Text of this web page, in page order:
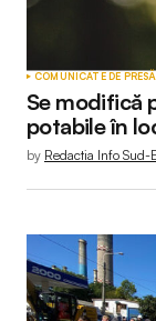
COMUNICATE DE PRESĂ
Se modifică
potabile în
by Redactia Info Sud-